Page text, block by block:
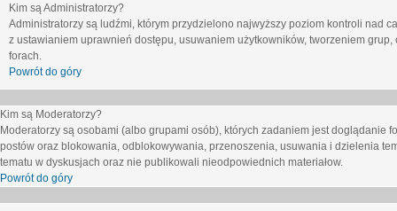
Kim są Administratorzy?
Administratorzy są ludźmi, którym przydzielono najwyższy poziom kontroli nad
z ustawianiem uprawnień dostępu, usuwaniem użytkowników, tworzeniem
forach.
Powrót do góry
Kim są Moderatorzy?
Moderatorzy są osobami (albo grupami osób), których zadaniem jest
postów oraz blokowania, odblokowywania, przenoszenia, usuwania i dzielenia
tematu w dyskusjach oraz nie publikowali nieodpowiednich materiałow.
Powrót do góry